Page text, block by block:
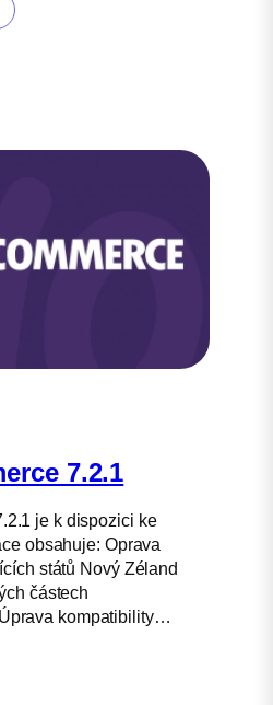
7.2.1
je k dispozici ke
obsahuje: Oprava
států Nový Zéland
částech
kompatibility…